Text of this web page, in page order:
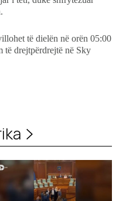
të dielën në orën 05:00
të drejtpërdrejtë në Sky